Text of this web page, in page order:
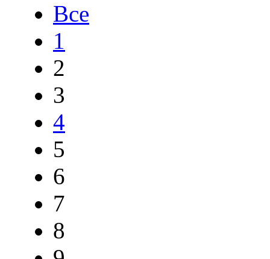
Все
1
2
3
4
5
6
7
8